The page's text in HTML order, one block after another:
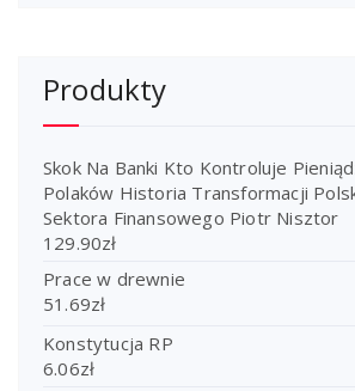
Produkty
Skok Na Banki Kto Kontroluje
Polaków Historia Transformacji
Sektora Finansowego Piotr Nisztor
129.90zł
Prace w drewnie
51.69zł
Konstytucja RP
6.06zł